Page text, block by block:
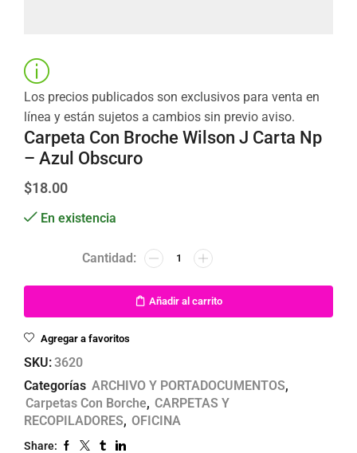
Los precios publicados son exclusivos para venta en
línea y están sujetos a cambios sin previo aviso.
Carpeta Con Broche Wilson J Carta Np
– Azul Obscuro
$18.00
En existencia
Añadir al carrito
Agregar a favoritos
SKU:3620
Categorías ARCHIVO Y PORTADOCUMENTOS,
Carpetas Con Borche, CARPETAS Y
RECOPILADORES, OFICINA
Share: